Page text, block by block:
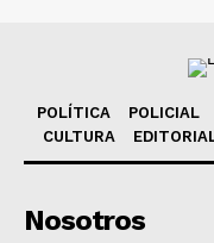
POLÍTICA POLICIAL
CULTURA
Nosotros